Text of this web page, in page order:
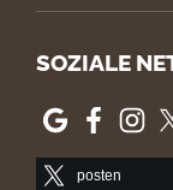
SOZIALE
posten